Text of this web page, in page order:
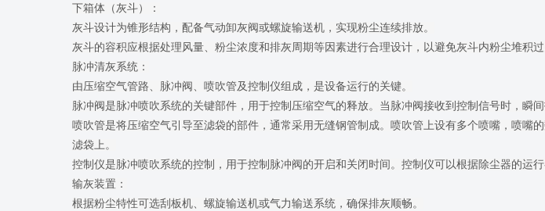
下箱体（灰斗）：
灰斗设计为锥形结构，配备气动卸灰阀或螺旋输送机，实现粉尘连续排放。
灰斗的容积应根据处理风量、粉尘浓度和排灰周期等因素进行合理设计，以避免灰斗内粉尘堆积过
脉冲清灰系统：
由压缩空气管路、脉冲阀、喷吹管及控制仪组成，是设备运行的关键。
脉冲阀是脉冲喷吹系统的关键部件，用于控制压缩空气的释放。当脉冲阀接收到控制信号时，瞬
喷吹管是将压缩空气引导至滤袋的部件，通常采用无缝钢管制成。喷吹管上设有多个喷嘴，喷
滤袋上。
控制仪是脉冲喷吹系统的控制，用于控制脉冲阀的开启和关闭时间。控制仪可以根据除尘器的运
输灰装置：
根据粉尘特性可选刮板机、螺旋输送机或气力输送系统，确保排灰顺畅。